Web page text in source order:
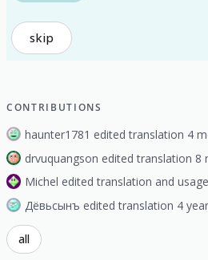
skip
CONTRIBUTIONS
haunter1781 edited translation 4
drvuquangson edited translation 8
Michel edited translation and
Дёвьсынъ edited translation 4
all